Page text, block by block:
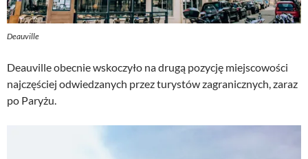
Deauville
Deauville obecnie wskoczyło na drugą pozycję miejscowości
najczęściej odwiedzanych przez turystów zagranicznych, zaraz
po Paryżu.